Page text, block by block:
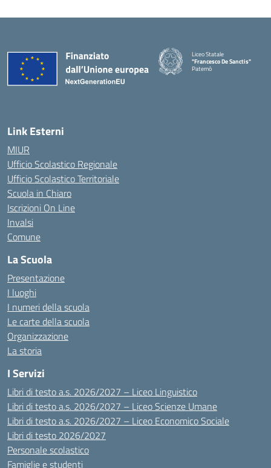
Liceo Statale
"Francesco De Sanctis"
Paternò
Link Esterni
MIUR
Ufficio Scolastico Regionale
Ufficio Scolastico Territoriale
Scuola in Chiaro
Iscrizioni On Line
Invalsi
Comune
La Scuola
Presentazione
I luoghi
I numeri della scuola
Le carte della scuola
Organizzazione
La storia
I Servizi
Libri di testo a.s. 2026/2027 – Liceo Linguistico
Libri di testo a.s. 2026/2027 – Liceo Scienze Umane
Libri di testo a.s. 2026/2027 – Liceo Economico Sociale
Libri di testo 2026/2027
Personale scolastico
Famiglie e studenti